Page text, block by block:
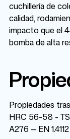
cuchillería de
calidad,
impacto que el
bomba de alta
Propiedades
HRC 56-58 -
A276 — EN